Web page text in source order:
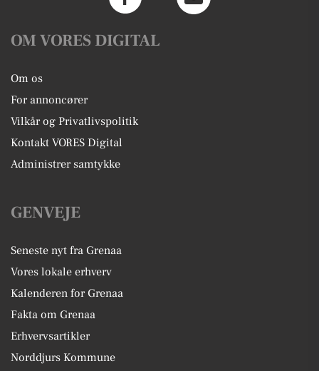
OM VORES DIGITAL
Om os
For annoncører
Vilkår og Privatlivspolitik
Kontakt VORES Digital
Administrer samtykke
GENVEJE
Seneste nyt fra Grenaa
Vores lokale erhverv
Kalenderen for Grenaa
Fakta om Grenaa
Erhvervsartikler
Norddjurs Kommune